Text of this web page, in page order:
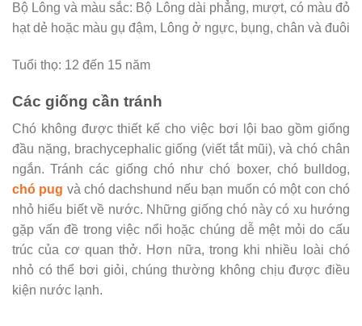
Bộ Lông và màu sắc: Bộ Lông dài phẳng, mượt, có màu đỏ
hạt dẻ hoặc màu gụ đậm, Lông ở ngực, bụng, chân và đuôi
Tuổi thọ: 12 đến 15 năm
Các giống cần tránh
Chó không được thiết kế cho việc bơi lội bao gồm giống
đầu nặng, brachycephalic giống (viết tắt mũi), và chó chân
ngắn. Tránh các giống chó như chó boxer, chó bulldog,
chó pug và chó dachshund nếu bạn muốn có một con chó
nhỏ hiểu biết về nước. Những giống chó này có xu hướng
gặp vấn đề trong việc nổi hoặc chúng dễ mệt mỏi do cấu
trúc của cơ quan thở. Hơn nữa, trong khi nhiều loài chó
nhỏ có thể bơi giỏi, chúng thường không chịu được điều
kiện nước lạnh.